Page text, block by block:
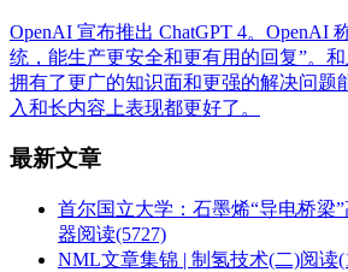
OpenAI 宣布推出 ChatGPT 4。OpenAI
统，能生产更安全和更有用的回复”。
拥有了更广的知识面和更强的解决问题
入和长内容上表现都更好了。
最新文章
首尔国立大学：石墨烯“导电桥梁
器阅读(5727)
NML文章集锦 | 制氢技术(二)阅读